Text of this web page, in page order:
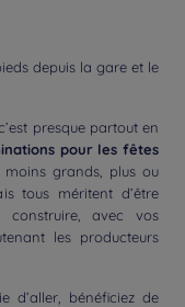
depuis la gare et le
presque partout en
pour les fêtes
moins grands, plus ou
tous méritent d’être
construire, avec vos
les producteurs
d’aller, bénéficiez de